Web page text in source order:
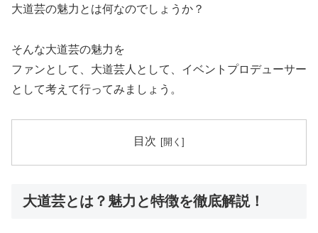
大道芸の魅力とは何なのでしょうか？
そんな大道芸の魅力を
ファンとして、大道芸人として、イベントプロデューサー
として考えて行ってみましょう。
目次
大道芸とは？魅力と特徴を徹底解説！